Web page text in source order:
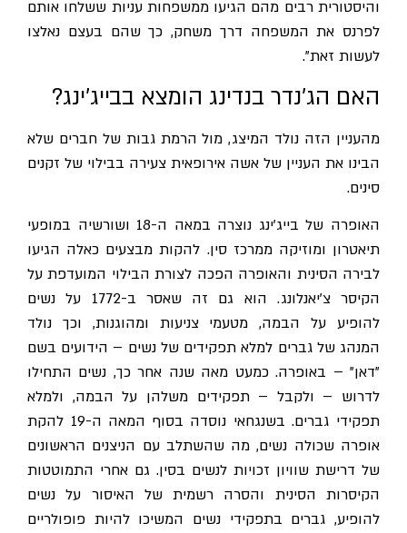
והיסטורית רבים מהם הגיעו ממשפחות עניות ששלחו אותם
לפרנס את המשפחה דרך משחק, כך שהם בעצם נאלצו
לעשות זאת".
האם הג'נדר בנדינג הומצא בבייג'ינג?
מהעניין הזה נולד המיצג, מול הרמת גבות של חברים שלא
הבינו את העניין של אשה אירופאית צעירה בבילוי של זקנים
סינים.
האופרה של בייג'ינג נוצרה במאה ה-18 ושורשיה במופעי
תיאטרון ומוזיקה ממרכז סין. להקות מבצעים כאלה הגיעו
לבירה הסינית והאופרה הפכה לצורת הבילוי המועדפת על
הקיסר צ'יאנלונג. הוא גם זה שאסר ב-1772 על נשים
להופיע על הבמה, מטעמי צניעות ומהוגנות, וכך נולד
המנהג של גברים למלא תפקידים של נשים – הידועים בשם
"דאן" – באופרה. כמעט מאה שנה אחר כך, נשים התחילו
לדרוש – ולקבל – תפקידים משלהן על הבמה, ולמלא
תפקידי גברים. בשנגחאי נוסדה בסוף המאה ה-19 להקת
אופרה שכולה נשים, מה שהשתלב עם הניצנים הראשונים
של דרישת שוויון זכויות לנשים בסין. גם אחרי התמוטטות
הקיסרות הסינית והסרה רשמית של האיסור על נשים
להופיע, גברים בתפקידי נשים המשיכו להיות פופולריים